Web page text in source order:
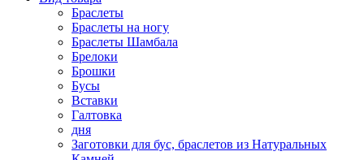
Браслеты
Браслеты на ногу
Браслеты Шамбала
Брелоки
Брошки
Бусы
Вставки
Галтовка
дня
Заготовки для бус, браслетов из Натуральных